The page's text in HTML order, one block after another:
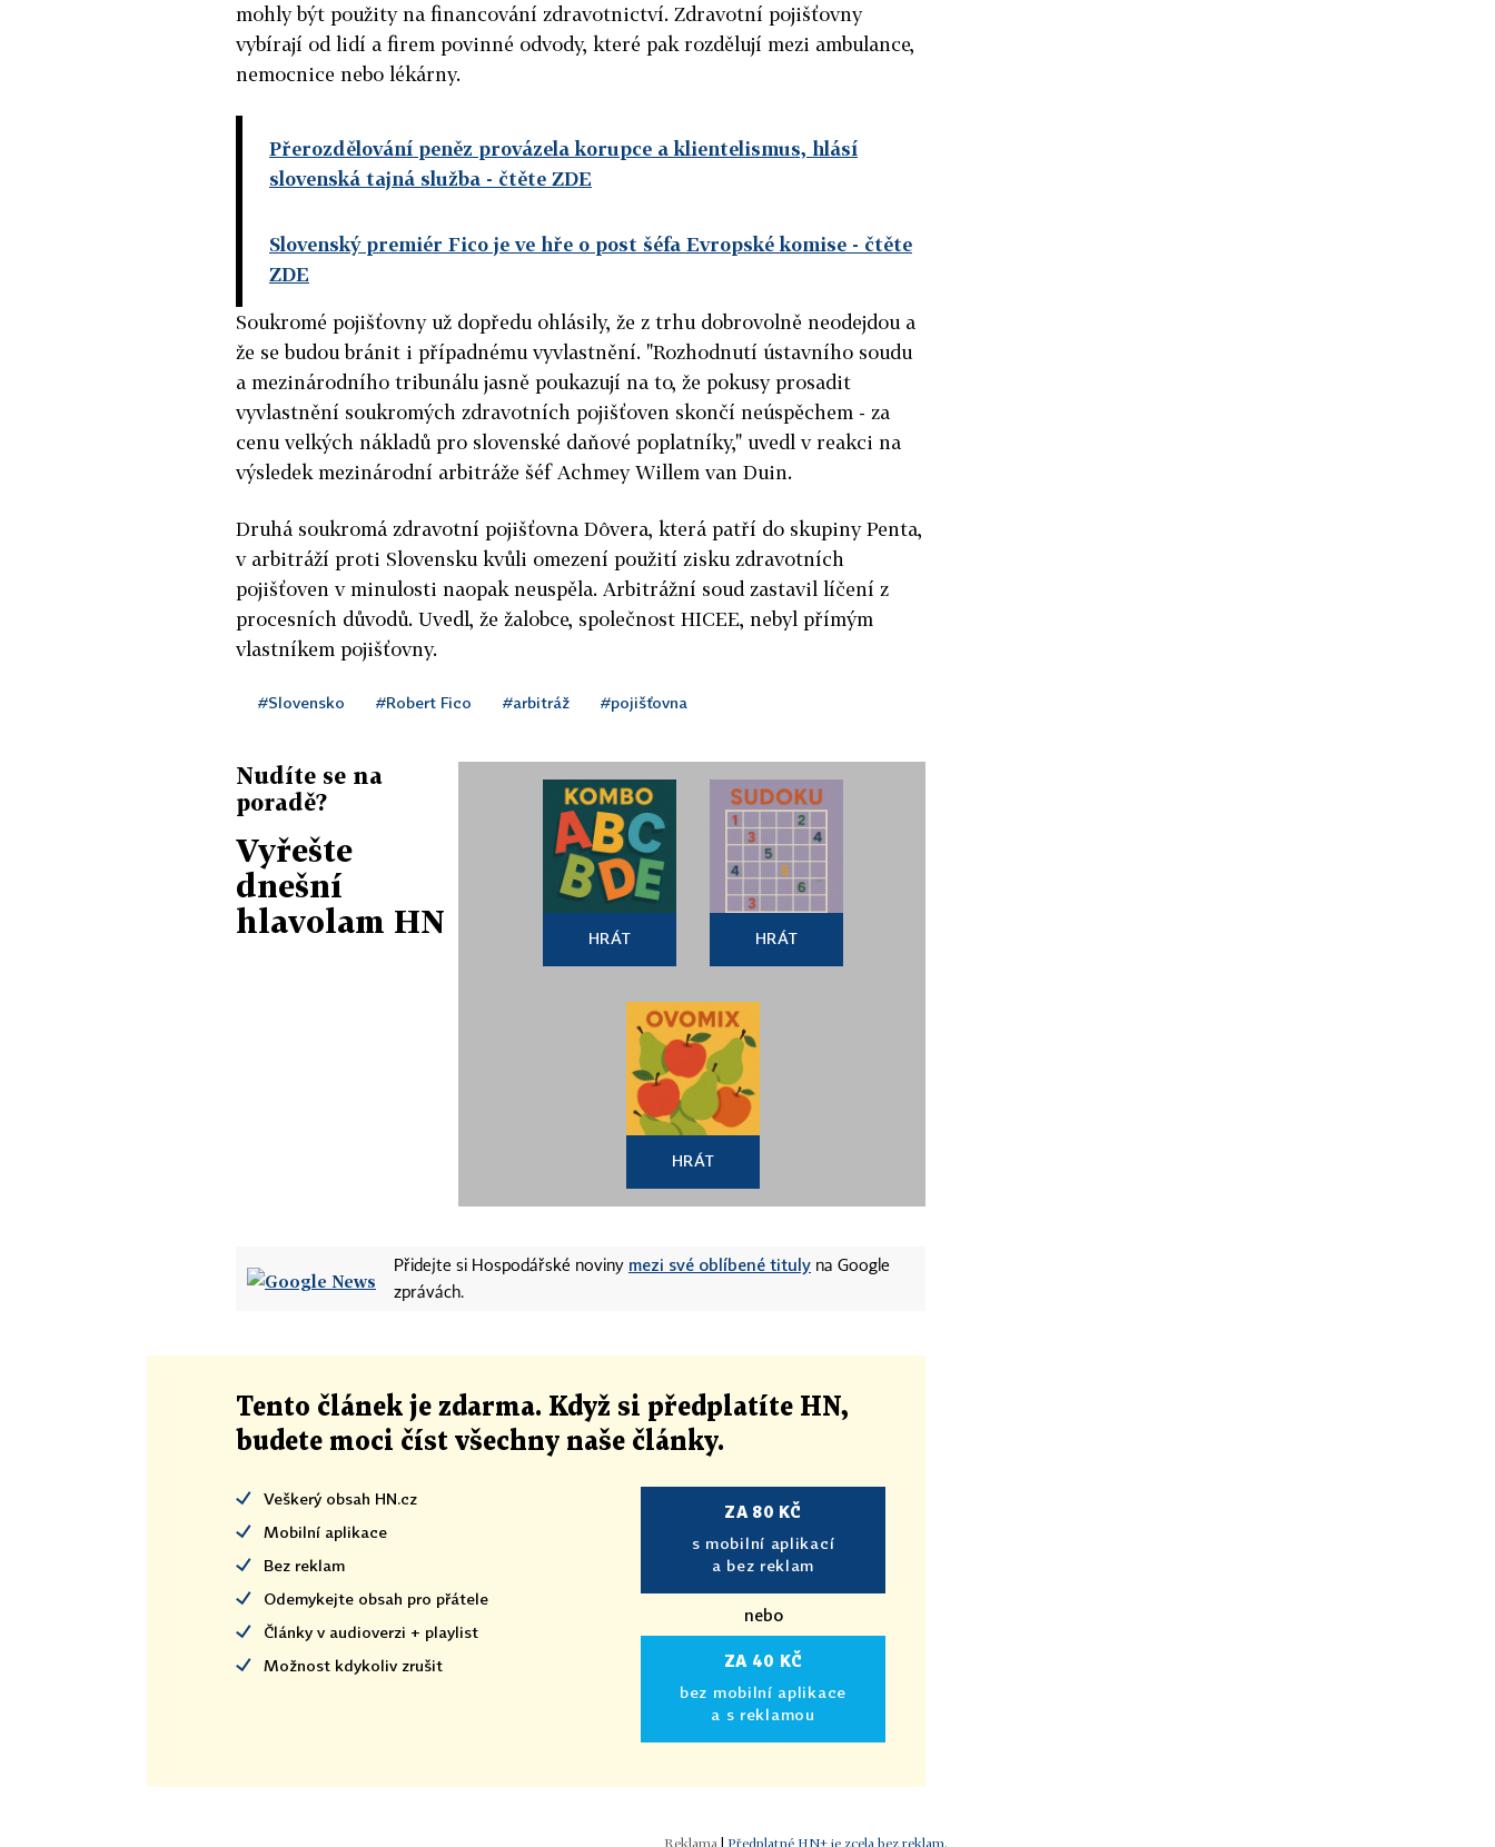
mohly být použity na financování zdravotnictví. Zdravotní pojišťovny
vybírají od lidí a firem povinné odvody, které pak rozdělují mezi ambulance,
nemocnice nebo lékárny.
Přerozdělování peněz provázela korupce a klientelismus, hlásí
slovenská tajná služba - čtěte ZDE
Slovenský premiér Fico je ve hře o post šéfa Evropské komise - čtěte
ZDE
Soukromé pojišťovny už dopředu ohlásily, že z trhu dobrovolně neodejdou a
že se budou bránit i případnému vyvlastnění. "Rozhodnutí ústavního soudu
a mezinárodního tribunálu jasně poukazují na to, že pokusy prosadit
vyvlastnění soukromých zdravotních pojišťoven skončí neúspěchem - za
cenu velkých nákladů pro slovenské daňové poplatníky," uvedl v reakci na
výsledek mezinárodní arbitráže šéf Achmey Willem van Duin.
Druhá soukromá zdravotní pojišťovna Dôvera, která patří do skupiny Penta,
v arbitráží proti Slovensku kvůli omezení použití zisku zdravotních
pojišťoven v minulosti naopak neuspěla. Arbitrážní soud zastavil líčení z
procesních důvodů. Uvedl, že žalobce, společnost HICEE, nebyl přímým
vlastníkem pojišťovny.
#Slovensko #Robert Fico #arbitráž #pojišťovna
Nudíte se na
poradě?
Vyřešte
dnešní
hlavolam HN
HRÁT HRÁT
HRÁT
Přidejte si Hospodářské noviny mezi své oblíbené tituly na Google
zprávách.
Tento článek je zdarma. Když si předplatíte HN,
budete moci číst všechny naše články.
Veškerý obsah HN.cz
Mobilní aplikace
Bez reklam
Odemykejte obsah pro přátele
Články v audioverzi + playlist
Možnost kdykoliv zrušit
ZA 80 KČ
s mobilní aplikací
a bez reklam
nebo
ZA 40 KČ
bez mobilní aplikace
a s reklamou
| Předplatné HN+ je zcela bez reklam.